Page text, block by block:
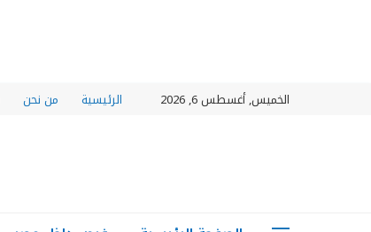
الخميس, أغسطس 6, 2026 الرئيسية من نحن